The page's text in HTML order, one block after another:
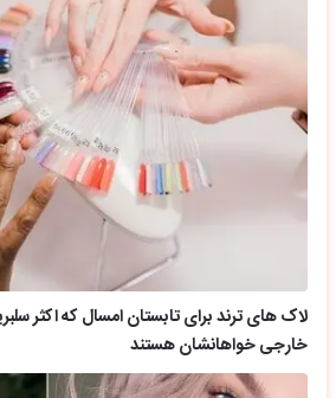
لاک های ترند برای تابستان امسال که اکثر
خارجی خواهانشان هستند